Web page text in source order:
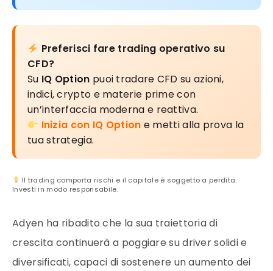
Preferisci fare trading operativo su
CFD?
Su IQ Option puoi tradare CFD su azioni,
indici, crypto e materie prime con
un’interfaccia moderna e reattiva.
Inizia con IQ Option e metti alla prova la
tua strategia.
Il trading comporta rischi e il capitale è soggetto a perdita.
Investi in modo responsabile.
Adyen ha ribadito che la sua traiettoria di
crescita continuerà a poggiare su driver solidi e
diversificati, capaci di sostenere un aumento dei